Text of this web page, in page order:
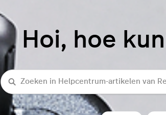
Hoi, hoe
Zoeken